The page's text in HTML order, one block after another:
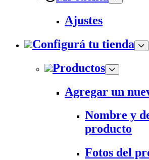
Ajustes
Configurá tu tienda
Productos
Agregar un
Nombre y
producto
Fotos del